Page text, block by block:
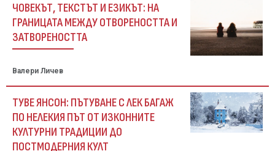
ЧОВЕКЪТ, ТЕКСТЪТ И ЕЗИКЪТ: НА
ГРАНИЦАТА МЕЖДУ ОТВОРЕНОСТТА И
ЗАТВОРЕНОСТТА
Валери Личев
ТУВЕ ЯНСОН: ПЪТУВАНЕ С ЛЕК БАГАЖ
ПО НЕЛЕКИЯ ПЪТ ОТ ИЗКОННИТЕ
КУЛТУРНИ ТРАДИЦИИ ДО
ПОСТМОДЕРНИЯ КУЛТ